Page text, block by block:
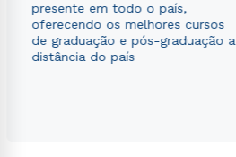
presente em todo o país,
oferecendo os melhores cursos
de graduação e pós-graduação a
distância do país